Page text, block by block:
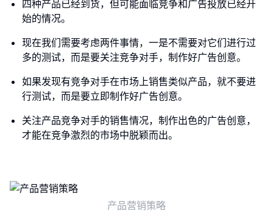
四种产品已经到货，但可能面临竞争和广告投放已经开
始的情况。
现在我们需要考虑两件事情，一是不需要对它们进行过
多的测试，而是要关注竞争对手，制作好广告创意。
如果发现有竞争对手在市场上销售类似产品，就不要进
行测试，而是要立即制作好广告创意。
关注产品竞争对手的销售情况，制作出色的广告创意，
才能在竞争激烈的市场中脱颖而出。
产品营销策略